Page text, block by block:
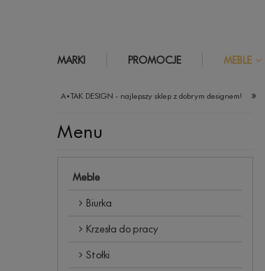
MARKI PROMOCJE MEBLE
A•TAK DESIGN - najlepszy sklep z dobrym designem! »
Menu
Meble
Biurka
Krzesła do pracy
Stołki